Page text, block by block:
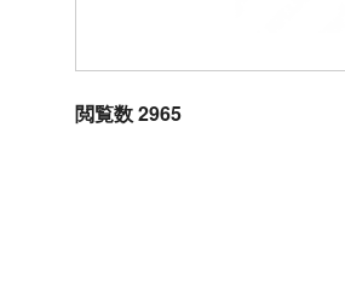
閲覧数 2965